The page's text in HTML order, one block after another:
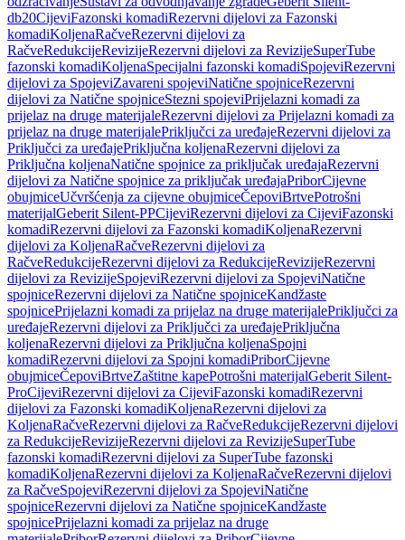
db20CijeviFazonski komadiRezervni dijelovi za Fazonski
komadiKoljenaRačveRezervni dijelovi za
RačveRedukcijeRevizijeRezervni dijelovi za RevizijeSuperTube
fazonski komadiKoljenaSpecijalni fazonski komadiSpojeviRezervni
dijelovi za SpojeviZavareni spojeviNatične spojniceRezervni
dijelovi za Natične spojniceStezni spojeviPrijelazni komadi za
prijelaz na druge materijaleRezervni dijelovi za Prijelazni komadi za
prijelaz na druge materijalePriključci za uređajeRezervni dijelovi za
Priključci za uređajePriključna koljenaRezervni dijelovi za
Priključna koljenaNatične spojnice za priključak uređajaRezervni
dijelovi za Natične spojnice za priključak uređajaPriborCijevne
obujmiceUčvršćenja za cijevne obujmiceČepoviBrtvePotrošni
materijalGeberit Silent-PPCijeviRezervni dijelovi za CijeviFazonski
komadiRezervni dijelovi za Fazonski komadiKoljenaRezervni
dijelovi za KoljenaRačveRezervni dijelovi za
RačveRedukcijeRezervni dijelovi za RedukcijeRevizijeRezervni
dijelovi za RevizijeSpojeviRezervni dijelovi za SpojeviNatične
spojniceRezervni dijelovi za Natične spojniceKandžaste
spojnicePrijelazni komadi za prijelaz na druge materijalePriključci za
uređajeRezervni dijelovi za Priključci za uređajePriključna
koljenaRezervni dijelovi za Priključna koljenaSpojni
komadiRezervni dijelovi za Spojni komadiPriborCijevne
obujmiceČepoviBrtveZaštitne kapePotrošni materijalGeberit Silent-
ProCijeviRezervni dijelovi za CijeviFazonski komadiRezervni
dijelovi za Fazonski komadiKoljenaRezervni dijelovi za
KoljenaRačveRezervni dijelovi za RačveRedukcijeRezervni dijelovi
za RedukcijeRevizijeRezervni dijelovi za RevizijeSuperTube
fazonski komadiRezervni dijelovi za SuperTube fazonski
komadiKoljenaRezervni dijelovi za KoljenaRačveRezervni dijelovi
za RačveSpojeviRezervni dijelovi za SpojeviNatične
spojniceRezervni dijelovi za Natične spojniceKandžaste
spojnicePrijelazni komadi za prijelaz na druge